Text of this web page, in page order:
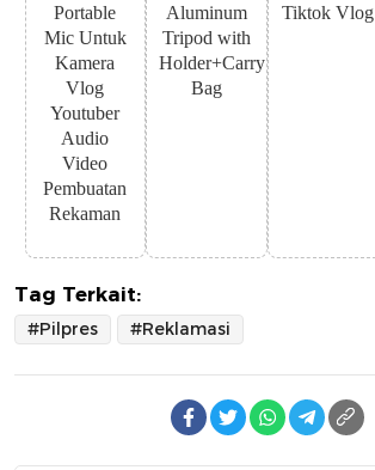
Portable
Mic Untuk
Kamera
Vlog
Youtuber
Audio
Video
Pembuatan
Rekaman
Aluminum
Tripod with
Holder+Carry
Bag
Tiktok Vlog
Tag Terkait:
#Pilpres #Reklamasi